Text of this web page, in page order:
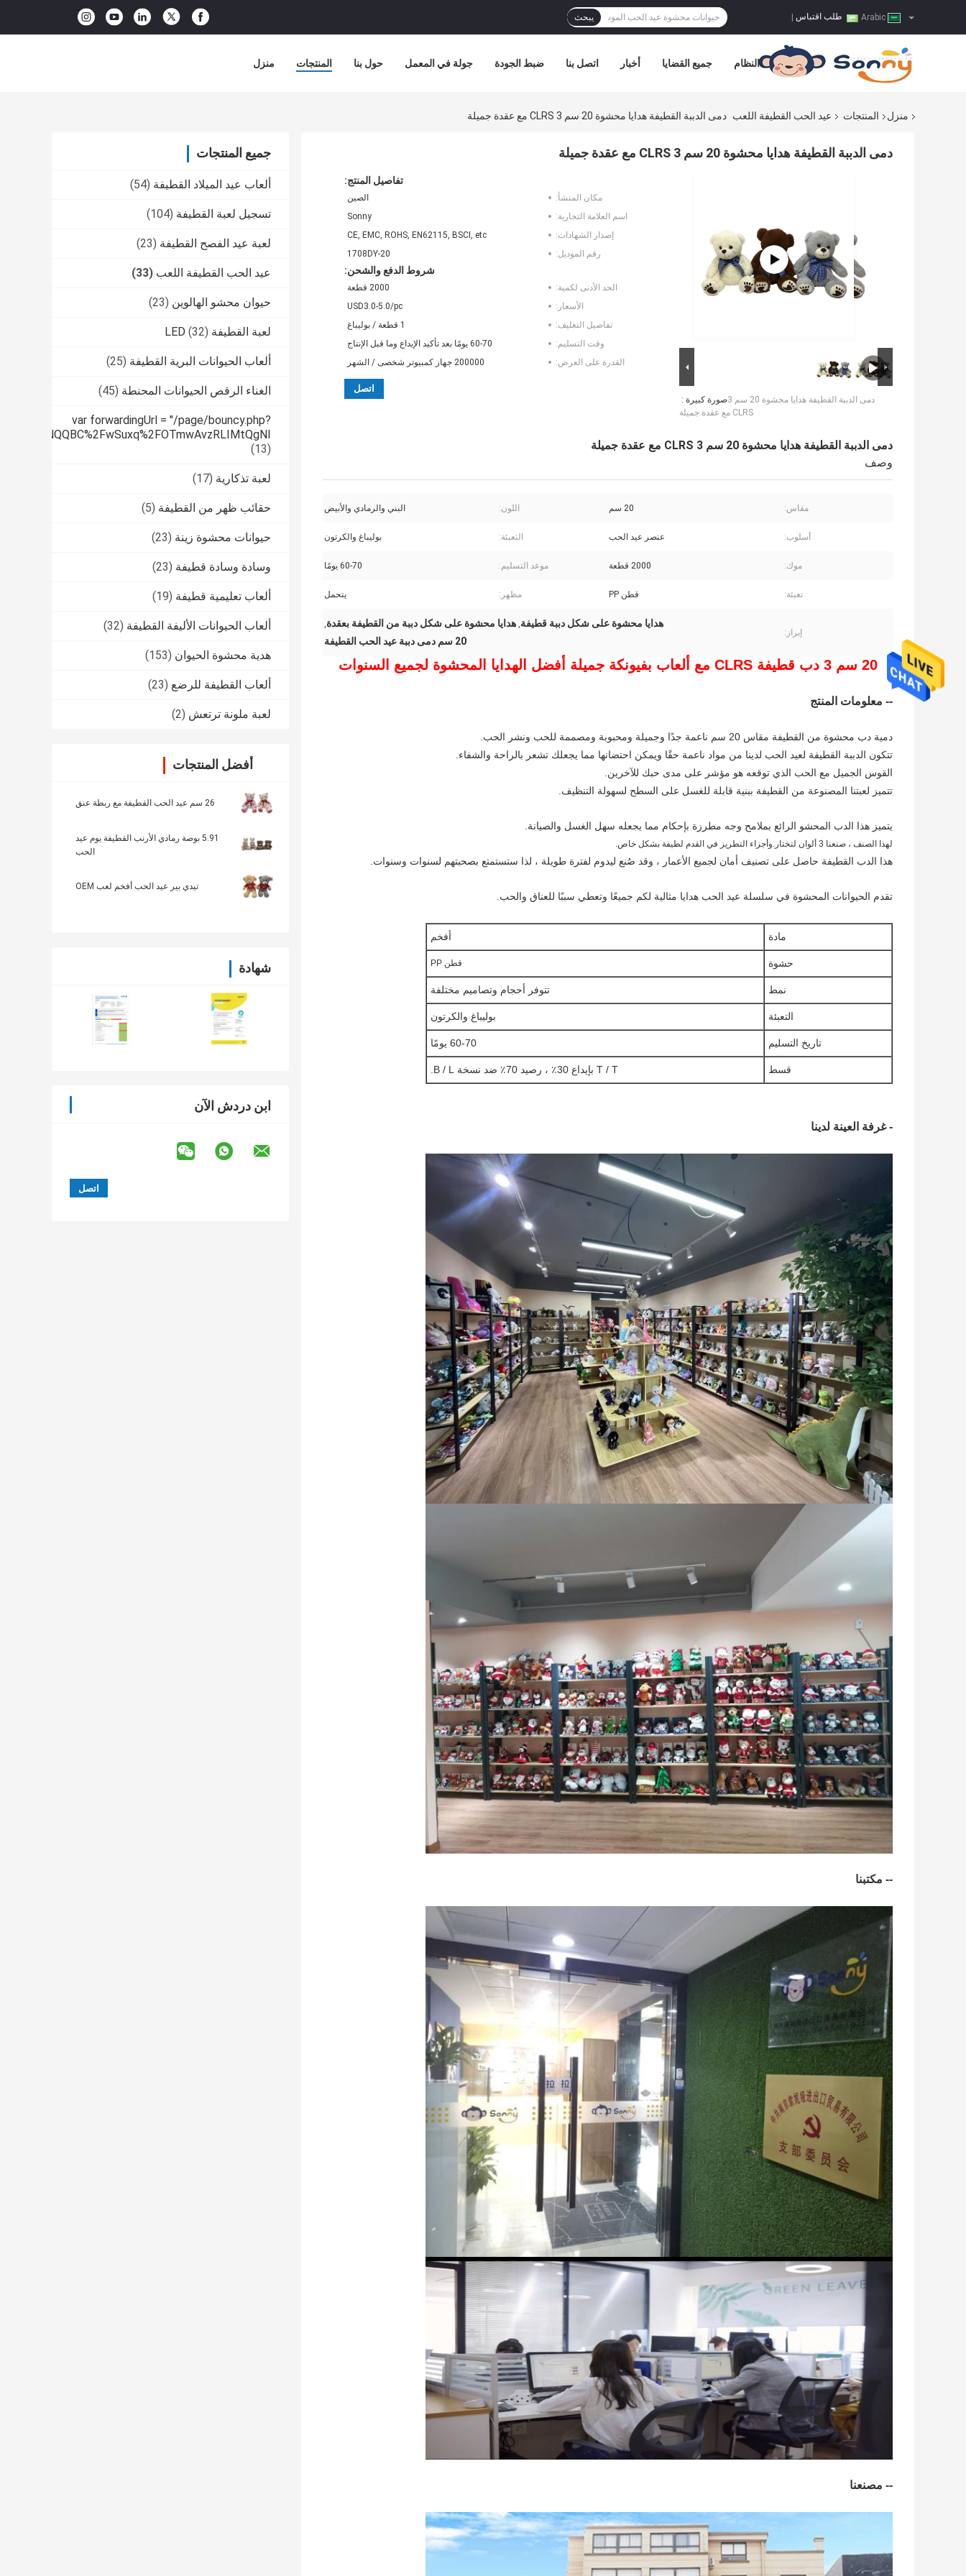
طلب اقتباس يبحث
منزل المنتجات حول بنا جولة في المعمل ضبط الجودة اتصل بنا أخبار جميع القضايا النظام
منزل المنتجات عيد الحب القطيفة اللعب دمى الدببة القطيفة هدايا محشوة 20 سم 3 CLRS مع عقدة جميلة
جميع المنتجات
ألعاب عيد الميلاد القطيفة (54)
تسجيل لعبة القطيفة (104)
لعبة عيد الفصح القطيفة (23)
عيد الحب القطيفة اللعب (33)
حيوان محشو الهالوين (23)
لعبة القطيفة LED (32)
ألعاب الحيوانات البرية القطيفة (25)
الغناء الرقص الحيوانات المحنطة (45)
var forwardingUrl = "/page/bouncy.php?
(13)
لعبة تذكارية (17)
حقائب ظهر من القطيفة (5)
حيوانات محشوة زينة (23)
وسادة وسادة قطيفة (23)
ألعاب تعليمية قطيفة (19)
ألعاب الحيوانات الأليفة القطيفة (32)
هدية محشوة الحيوان (153)
ألعاب القطيفة للرضع (23)
لعبة ملونة ترتعش (2)
أفضل المنتجات
26 سم عيد الحب القطيفة مع ربطة عنق
5.91 بوصة رمادي الأرنب القطيفة يوم عيد
الحب
تيدي بير عيد الحب أفخم لعب OEM
شهادة
ابن دردش الآن
دمى الدببة القطيفة هدايا محشوة 20 سم 3 CLRS مع عقدة جميلة
صورة كبيرة :دمى الدببة القطيفة هدايا محشوة 20 سم 3
CLRS مع عقدة جميلة
تفاصيل المنتج:
مكان المنشأ:
الصين
اسم العلامة التجارية:
Sonny
إصدار الشهادات:
CE, EMC, ROHS, EN62115, BSCI, etc
رقم الموديل:
1708DY-20
شروط الدفع والشحن:
الحد الأدنى لكمية:
2000 قطعة
الأسعار:
USD3.0-5.0/pc
تفاصيل التغليف:
1 قطعة / بوليباغ
وقت التسليم:
60-70 يومًا بعد تأكيد الإيداع وما قبل الإنتاج
القدرة على العرض:
200000 جهاز كمبيوتر شخصى / الشهر
اتصل
دمى الدببة القطيفة هدايا محشوة 20 سم 3 CLRS مع عقدة جميلة
وصف
مقاس: 20 سم اللون: البني والرمادي والأبيض
أسلوب: عنصر عيد الحب التعبئة: بوليباغ والكرتون
موك: 2000 قطعة موعد التسليم: 60-70 يومًا
تعبئة: قطن PP مظهر: يتحمل
إبراز:
هدايا محشوة على شكل دببة قطيفة, هدايا محشوة على شكل دببة من القطيفة بعقدة,
20 سم دمى دببة عيد الحب القطيفة
20 سم 3 دب قطيفة CLRS مع ألعاب بفيونكة جميلة أفضل الهدايا المحشوة لجميع السنوات
-- معلومات المنتج
دمية دب محشوة من القطيفة مقاس 20 سم ناعمة جدًا وجميلة ومحبوبة ومصممة للحب ونشر الحب.
تتكون الدببة القطيفة لعيد الحب لدينا من مواد ناعمة حقًا ويمكن احتضانها مما يجعلك تشعر بالراحة والشفاء.
القوس الجميل مع الحب الذي توقعه هو مؤشر على مدى حبك للآخرين.
تتميز لعبتنا المصنوعة من القطيفة ببنية قابلة للغسل على السطح لسهولة التنظيف.
يتميز هذا الدب المحشو الرائع بملامح وجه مطرزة بإحكام مما يجعله سهل الغسل والصيانة.
لهذا الصنف ، صنعنا 3 ألوان لتختار.وأجزاء التطريز في القدم لطيفة بشكل خاص.
هذا الدب القطيفة حاصل على تصنيف أمان لجميع الأعمار ، وقد صُنع ليدوم لفترة طويلة ، لذا ستستمتع بصحبتهم لسنوات وسنوات.
تقدم الحيوانات المحشوة في سلسلة عيد الحب هدايا مثالية لكم جميعًا وتعطي سببًا للعناق والحب.
مادة أفخم
حشوة قطن PP
نمط تتوفر أحجام وتصاميم مختلفة
التعبئة بوليباغ والكرتون
تاريخ التسليم 60-70 يومًا
قسط T / T بإيداع 30٪ ، رصيد 70٪ ضد نسخة B / L.
- غرفة العينة لدينا
-- مكتبنا
-- مصنعنا